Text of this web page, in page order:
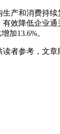
产和消费持
效降低企业
加13.6%。
者参考，文